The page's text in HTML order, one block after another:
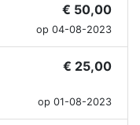
€ 50,00
op 04-08-2023
€ 25,00
op 01-08-2023